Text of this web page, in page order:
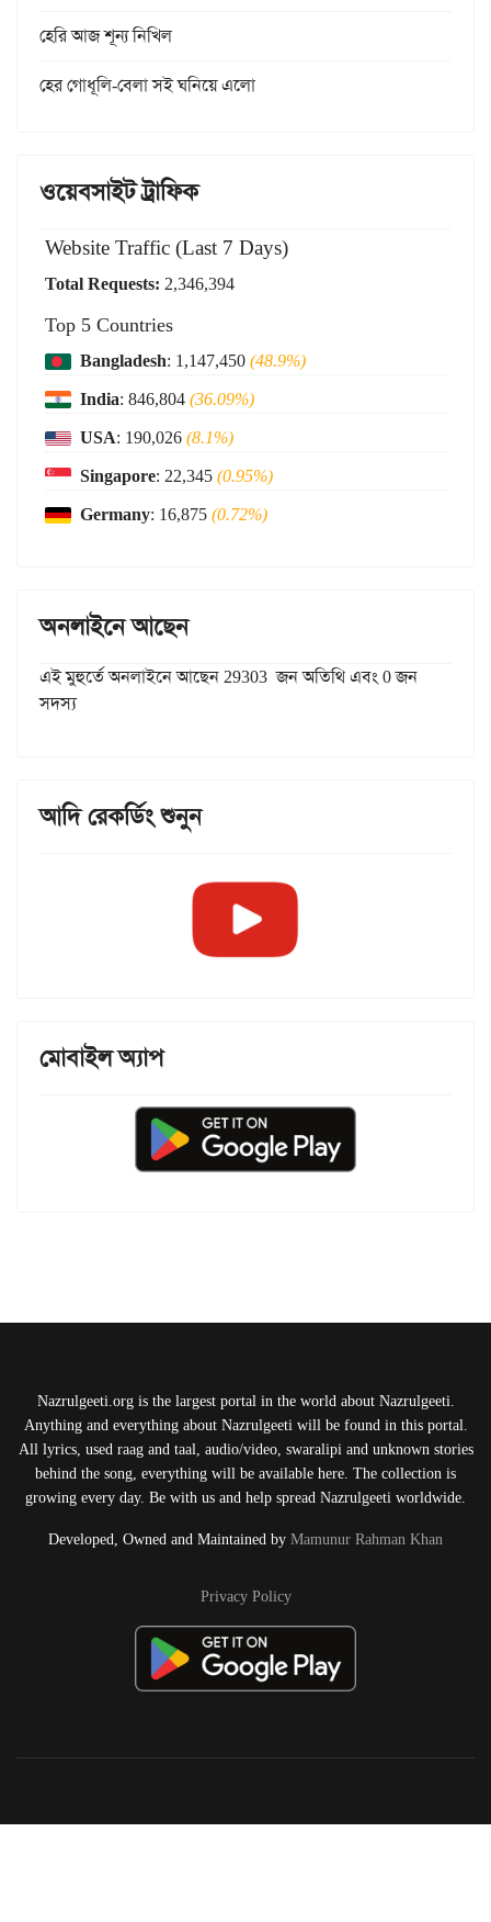
হেরি আজ শূন্য নিখিল
হের গোধূলি-বেলা সই ঘনিয়ে এলো
ওয়েবসাইট ট্রাফিক
Website Traffic (Last 7 Days)
Total Requests: 2,346,394
Top 5 Countries
Bangladesh: 1,147,450(48.9%)
India: 846,804(36.09%)
USA: 190,026(8.1%)
Singapore: 22,345(0.95%)
Germany: 16,875(0.72%)
অনলাইনে আছেন
এই মুহুর্তে অনলাইনে আছেন 29303 জন অতিথি এবং 0 জন
সদস্য
আদি রেকর্ডিং শুনুন
মোবাইল অ্যাপ
Nazrulgeeti.org is the largest portal in the world about Nazrulgeeti.
Anything and everything about Nazrulgeeti will be found in this portal.
All lyrics, used raag and taal, audio/video, swaralipi and unknown stories
behind the song, everything will be available here. The collection is
growing every day. Be with us and help spread Nazrulgeeti worldwide.
Developed, Owned and Maintained by Mamunur Rahman Khan
Privacy Policy